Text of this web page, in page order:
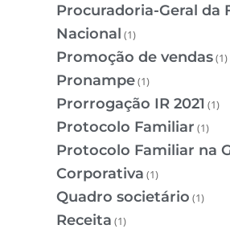
Procuradoria-Geral da
Nacional (1)
Promoção de vendas(1)
Pronampe(1)
Prorrogação IR 2021 (1)
Protocolo Familiar (1)
Protocolo Familiar na
Corporativa (1)
Quadro societário (1)
Receita (1)